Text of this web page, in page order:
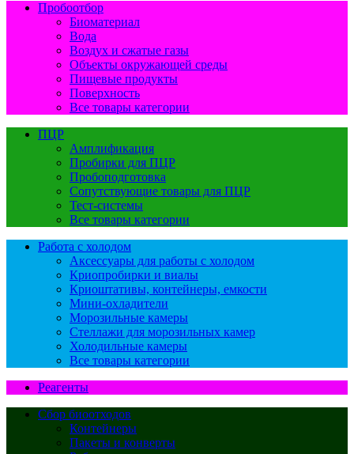
Пробоотбор
Биоматериал
Вода
Воздух и сжатые газы
Объекты окружающей среды
Пищевые продукты
Поверхность
Все товары категории
ПЦР
Амплификация
Пробирки для ПЦР
Пробоподготовка
Сопутствующие товары для ПЦР
Тест-системы
Все товары категории
Работа с холодом
Аксессуары для работы с холодом
Криопробирки и виалы
Криоштативы, контейнеры, емкости
Мини-охладители
Морозильные камеры
Стеллажи для морозильных камер
Холодильные камеры
Все товары категории
Реагенты
Сбор биоотходов
Контейнеры
Пакеты и конверты